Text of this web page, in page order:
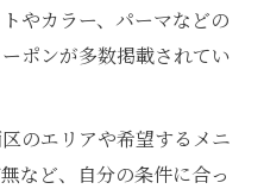
やカラー、パーマなどの
ポンが多数掲載されてい
のエリアや希望するメニ
など、自分の条件に合っ